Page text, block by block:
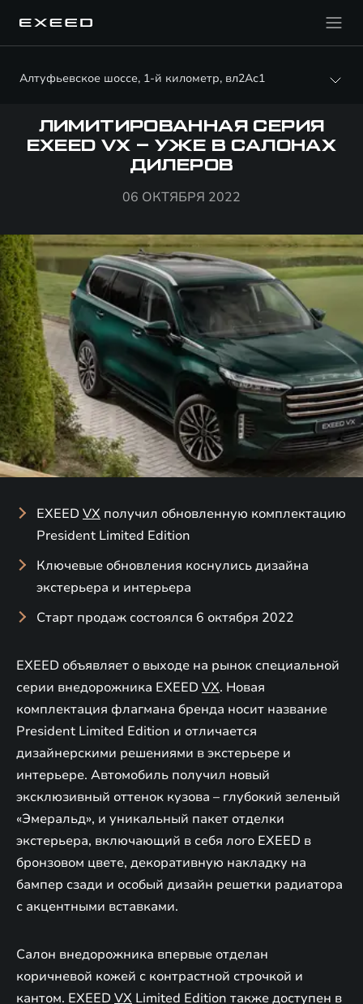
Алтуфьевское шоссе, 1-й километр, вл2Ас1
ЛИМИТИРОВАННАЯ СЕРИЯ
EXEED VX – УЖЕ В САЛОНАХ
ДИЛЕРОВ
06 ОКТЯБРЯ 2022
EXEED VX получил обновленную комплектацию
President Limited Edition
Ключевые обновления коснулись дизайна
экстерьера и интерьера
Старт продаж состоялся 6 октября 2022
EXEED объявляет о выходе на рынок специальной
серии внедорожника EXEED VX. Новая
комплектация флагмана бренда носит название
President Limited Edition и отличается
дизайнерскими решениями в экстерьере и
интерьере. Автомобиль получил новый
эксклюзивный оттенок кузова – глубокий зеленый
«Эмеральд», и уникальный пакет отделки
экстерьера, включающий в себя лого EXEED в
бронзовом цвете, декоративную накладку на
бампер сзади и особый дизайн решетки радиатора
с акцентными вставками.
Салон внедорожника впервые отделан
коричневой кожей с контрастной строчкой и
кантом. EXEED VX Limited Edition также доступен в